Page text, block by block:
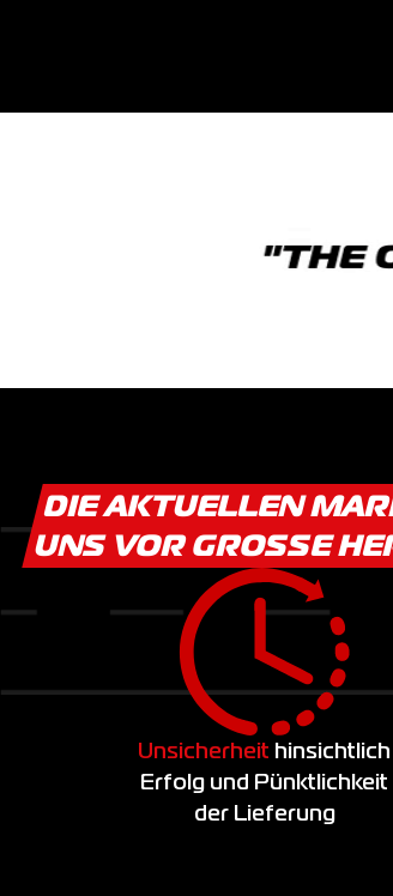
DIE AKTUELLEN
UNS VOR GROSSE
Unsicherheit hinsichtlich
Erfolg und Pünktlichkeit
der Lieferung